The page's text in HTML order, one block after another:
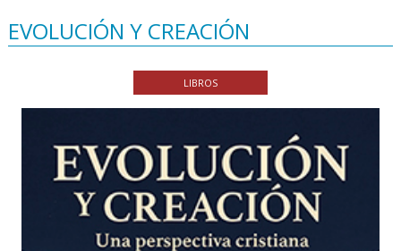
EVOLUCIÓN Y CREACIÓN
LIBROS